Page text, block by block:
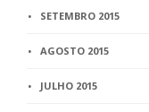
SETEMBRO 2015
AGOSTO 2015
JULHO 2015